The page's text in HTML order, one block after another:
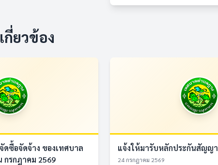
กี่ยวข้อง
ดซื้อจัดจ้าง ของเทศบาล
กรกฎาคม 2569
แจ้งให้มารับหลักประกันสัญญา
24 กรกฎาคม 2569